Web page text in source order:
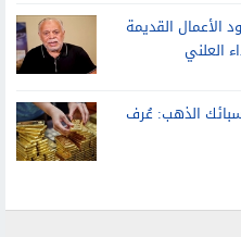
يخفف أعباء
الأعمال القديمة
العلني